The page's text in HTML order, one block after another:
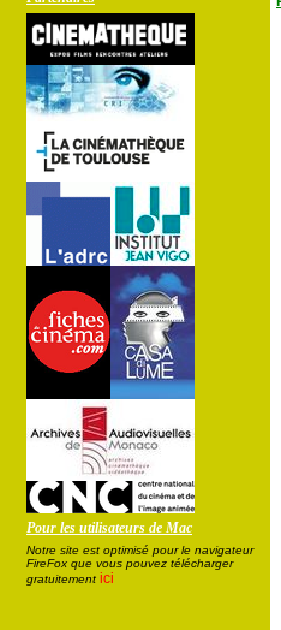
Pour les utilisateurs de Mac
Notre site est optimisé pour le navigateur
FireFox que vous pouvez télécharger
gratuitement ici